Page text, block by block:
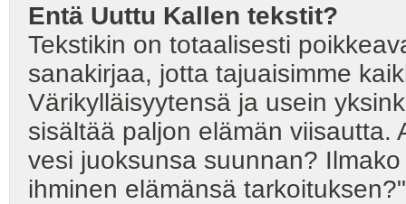
Entä Uuttu Kallen tekstit?
Tekstikin on totaalisesti
sanakirjaa, jotta tajuaisimme
Värikylläisyytensä ja usein
sisältää paljon elämän viisautta.
vesi juoksunsa suunnan?
ihminen elämänsä tarkoituksen?"